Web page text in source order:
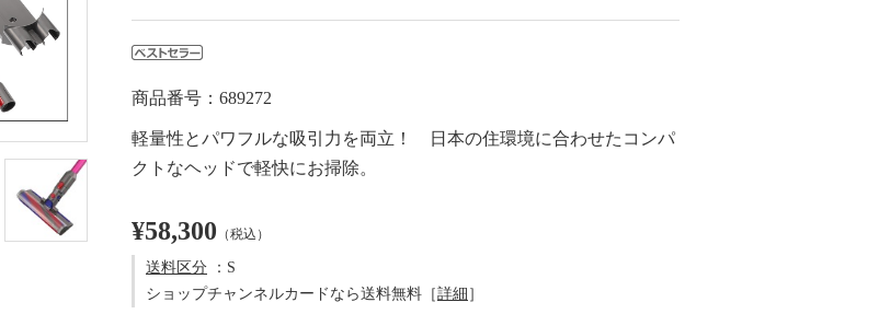
商品番号：689272
軽量性とパワフルな吸引力を両立！ 日本の住環境に合わせたコンパ
クトなヘッドで軽快にお掃除。
¥58,300 （税込）
送料区分 ：S
ショップチャンネルカードなら送料無料［詳細 ］